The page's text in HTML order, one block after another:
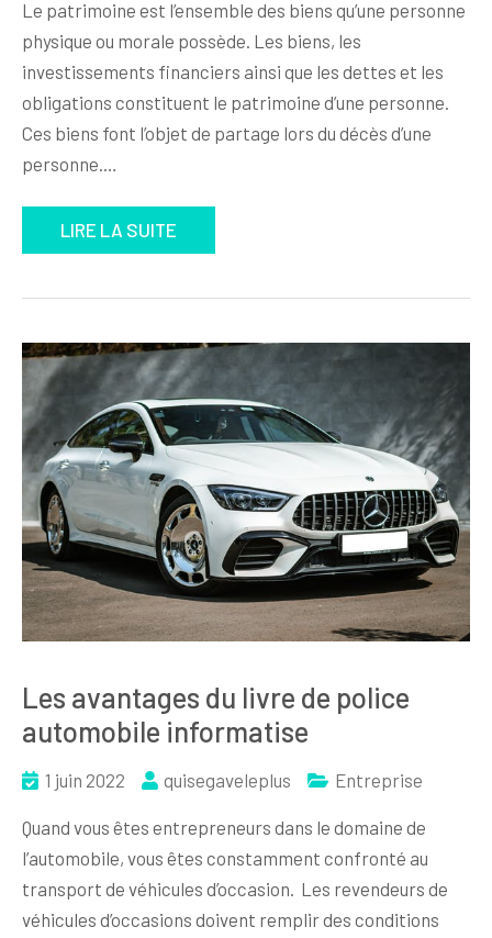
Le patrimoine est l’ensemble des biens qu’une personne
physique ou morale possède. Les biens, les
investissements financiers ainsi que les dettes et les
obligations constituent le patrimoine d’une personne.
Ces biens font l’objet de partage lors du décès d’une
personne.…
LIRE LA SUITE
Les avantages du livre de police
automobile informatise
1 juin 2022 quisegaveleplus Entreprise
Quand vous êtes entrepreneurs dans le domaine de
l’automobile, vous êtes constamment confronté au
transport de véhicules d’occasion. Les revendeurs de
véhicules d’occasions doivent remplir des conditions